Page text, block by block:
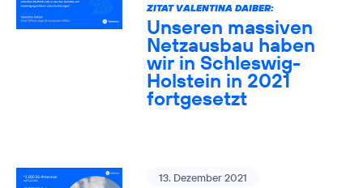
ZITAT VALENTINA DAIBER:
Unseren massiven
Netzausbau haben
wir in Schleswig-
Holstein in 2021
fortgesetzt
13. Dezember 2021